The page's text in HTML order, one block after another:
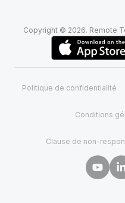
Copyright © 2026. Remote
Politique de confidentialité
Conditions
Clause de non-